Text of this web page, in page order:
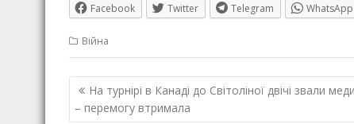
Facebook Twitter Telegram WhatsApp
Війна
Навігація
записів
На турнірі в Канаді до Світоліної двічі звали
– перемогу втримала